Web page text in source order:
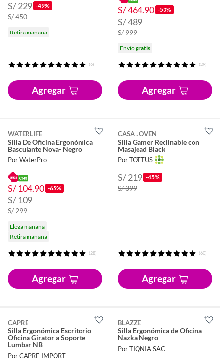
S/ 229 -49%
S/ 450
Retira mañana
(6)
Agregar
S/ 464.90 -53%
S/ 489
S/ 999
Envíogratis
(29)
Agregar
WATERLIFE
Silla De Oficina Ergonómica
Basculante Nova- Negro
Por WaterPro
S/ 104.90 -65%
S/ 109
S/ 299
Llega mañana
Retira mañana
(28)
Agregar
CASA JOVEN
Silla Gamer Reclinable con
Masajead Black
Por TOTTUS
S/ 219 -45%
S/ 399
(60)
Agregar
CAPRE
Silla Ergonómica Escritorio
Oficina Giratoria Soporte
Lumbar NB
Por CAPRE IMPORT
BLAZZE
Silla Ergonómica de Oficina
Nazka Negro
Por TIQNIA SAC